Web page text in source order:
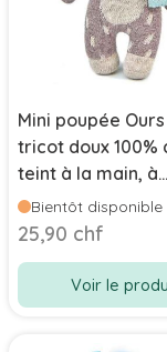
Mini poupée
tricot doux 100%
teint à la main, à
personnaliser
prénom
Bientôt disponible
25,90 chf
Voir le